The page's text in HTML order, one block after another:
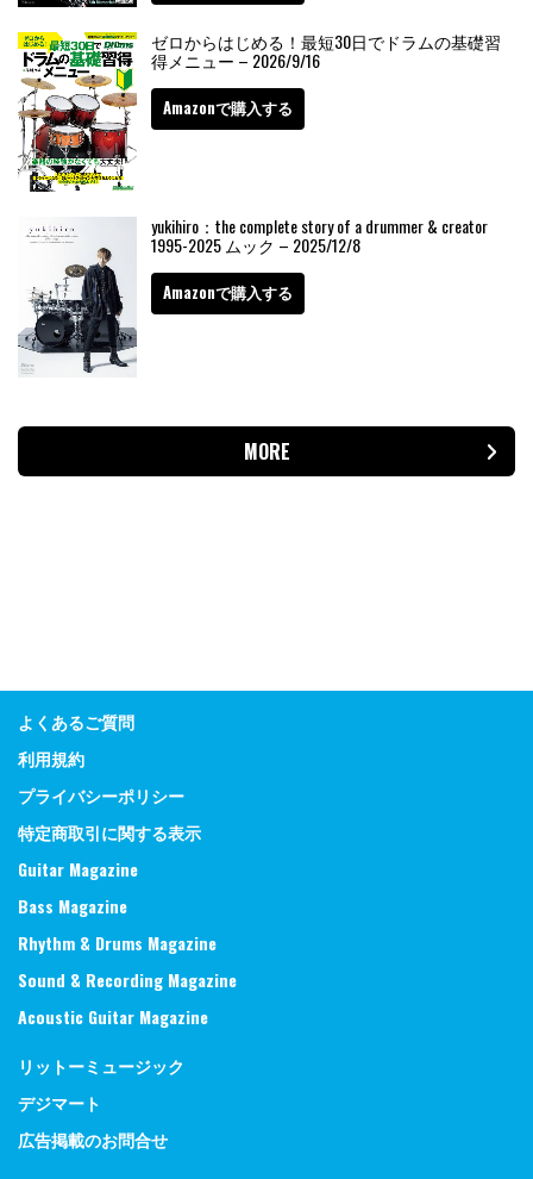
ゼロからはじめる！最短30日でドラムの基礎習
得メニュー – 2026/9/16
Amazonで購入する
yukihiro：the complete story of a drummer & creator
1995-2025 ムック – 2025/12/8
Amazonで購入する
MORE
よくあるご質問
利用規約
プライバシーポリシー
特定商取引に関する表示
Guitar Magazine
Bass Magazine
Rhythm & Drums Magazine
Sound & Recording Magazine
Acoustic Guitar Magazine
リットーミュージック
デジマート
広告掲載のお問合せ